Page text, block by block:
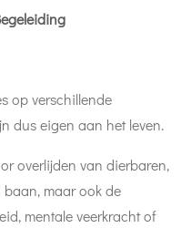
op verschillende
dus eigen aan het leven.
overlijden van dierbaren,
baan, maar ook de
mentale veerkracht of